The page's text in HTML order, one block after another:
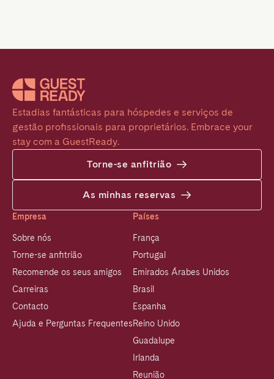
Estadias fantásticas para hóspedes e serviços de
gestão profissionais para proprietários. Embrace your
stay com a GuestReady.
Torne-se anfitrião
As minhas reservas
Empresa
Sobre nós
Torne-se anfitrião
Recomende os seus amigos
Carreiras
Contacto
Ajuda e Perguntas Frequentes
Países
França
Portugal
Emirados Árabes Unidos
Brasil
Espanha
Reino Unido
Guadalupe
Irlanda
Reunião